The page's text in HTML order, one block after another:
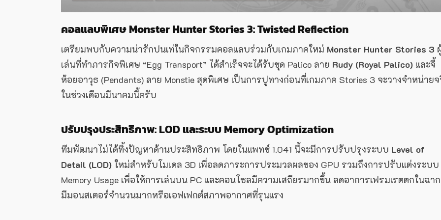
คอลแลบพิเศษ Monster Hunter Stories 3: Twisted Reflection
เตรียมพบกับความน่ารักปนเท่ในกิจกรรมคอลแลบร่วมกับเกมภาคใหม่ Monster Hunter Stories 3
เล่นที่ทำภารกิจพิเศษ “Egg Transport” ได้สำเร็จจะได้รับชุด Palico ลาย Rudy (Royal Palico) และจี้
ห้อยอาวุธ (Pendants) ลาย Monstie สุดพิเศษ เป็นการปูทางก่อนที่เกมภาค Stories 3 จะวางจำหน่ายจ
ในช่วงเดือนมีนาคมนี้ครับ
ปรับปรุงประสิทธิภาพ: LOD และระบบ Memory Optimization
ทีมพัฒนาไม่ได้ทิ้งปัญหาด้านประสิทธิภาพ โดยในแพทช์ 1.041 นี้จะมีการปรับปรุงระบบ Level of
Detail (LOD) ใหม่สำหรับโมเดล 3D เพื่อลดภาระการประมวลผลของ GPU รวมถึงการปรับแต่งระบบ
Memory Usage เพื่อให้การเล่นบน PC และคอนโซลมีความเสถียรมากขึ้น ลดอาการเฟรมเรตตกในฉา
มีมอนสเตอร์จำนวนมากหรือเอฟเฟกต์สภาพอากาศที่รุนแรง